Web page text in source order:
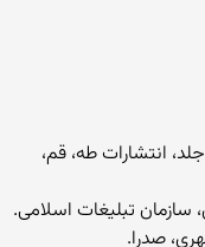
1- كلام اسلامى دكتر محمد سعيدى مهر، 2 جلد، انتشارات طه، قم،